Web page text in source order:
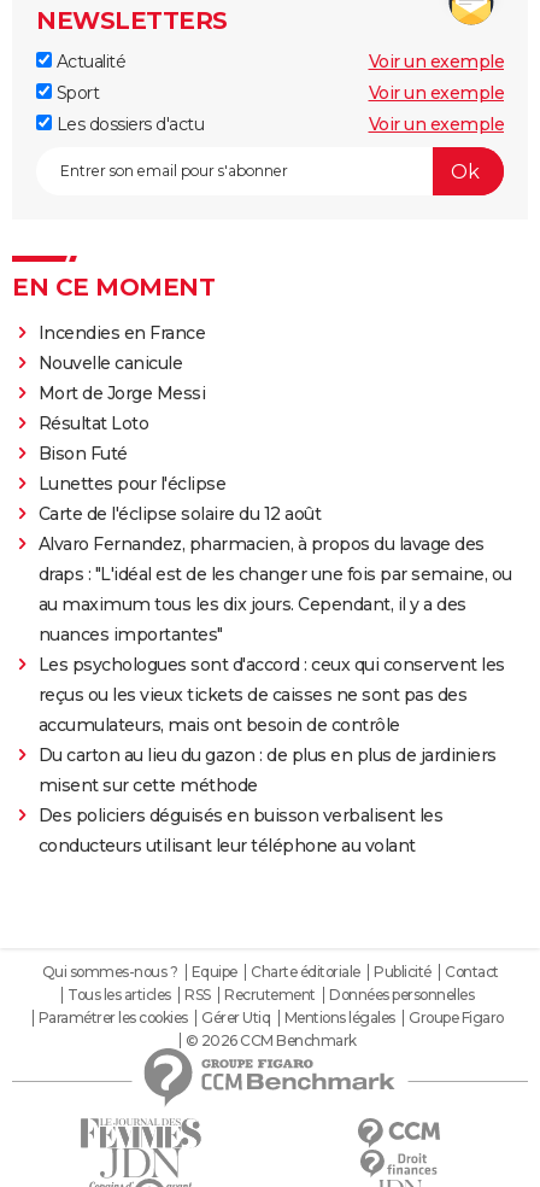
NEWSLETTERS
Actualité
Voir un exemple
Sport
Voir un exemple
Les dossiers d'actu
Voir un exemple
EN CE MOMENT
Incendies en France
Nouvelle canicule
Mort de Jorge Messi
Résultat Loto
Bison Futé
Lunettes pour l'éclipse
Carte de l'éclipse solaire du 12 août
Alvaro Fernandez, pharmacien, à propos du lavage des
draps : "L'idéal est de les changer une fois par semaine, ou
au maximum tous les dix jours. Cependant, il y a des
nuances importantes"
Les psychologues sont d'accord : ceux qui conservent les
reçus ou les vieux tickets de caisses ne sont pas des
accumulateurs, mais ont besoin de contrôle
Du carton au lieu du gazon : de plus en plus de jardiniers
misent sur cette méthode
Des policiers déguisés en buisson verbalisent les
conducteurs utilisant leur téléphone au volant
Qui sommes-nous ? Equipe Charte éditoriale Publicité
Contact
Tous les articles
RSS Recrutement
Données personnelles
Paramétrer les cookies
Gérer Utiq Mentions légales
Groupe Figaro
© 2026 CCM Benchmark